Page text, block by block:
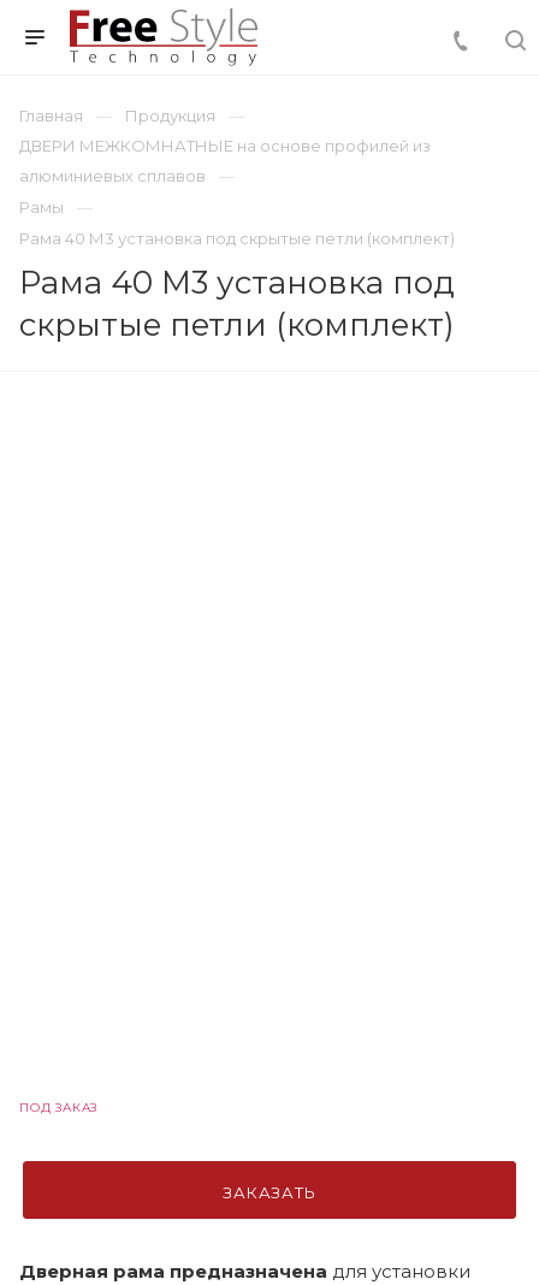
Главная
Продукция
ДВЕРИ МЕЖКОМНАТНЫЕ на основе профилей из
алюминиевых сплавов
Рамы
Рама 40 М3 установка под скрытые петли (комплект)
Рама 40 М3 установка под
скрытые петли (комплект)
ПОД ЗАКАЗ
ЗАКАЗАТЬ
Дверная рама предназначена для установки